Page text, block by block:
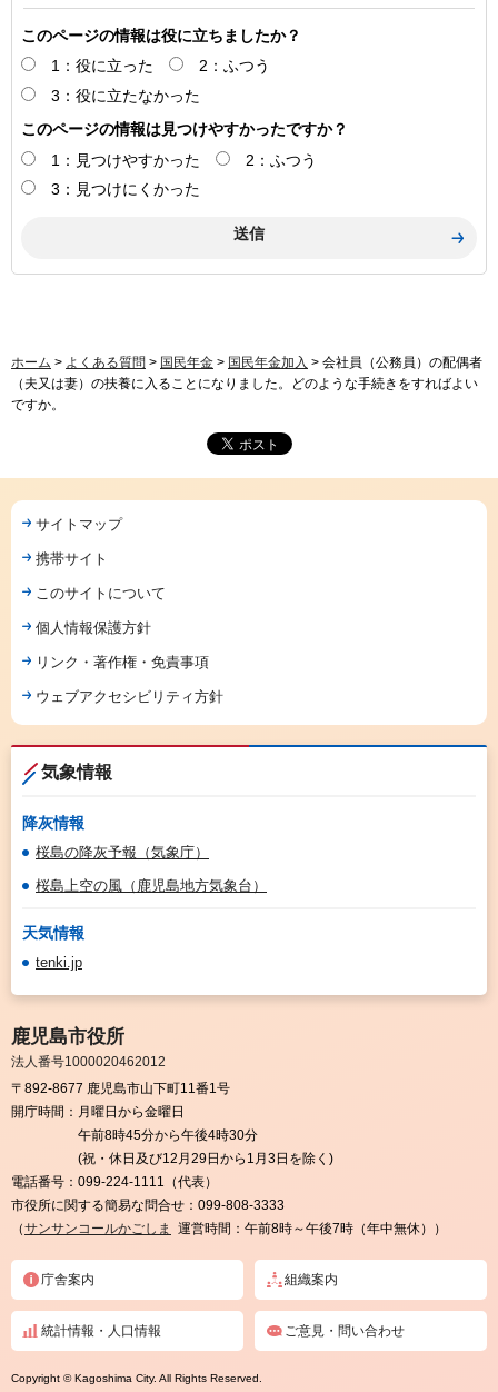
このページの情報は役に立ちましたか？
1：役に立った
2：ふつう
3：役に立たなかった
このページの情報は見つけやすかったですか？
1：見つけやすかった
2：ふつう
3：見つけにくかった
ホーム > よくある質問 > 国民年金 > 国民年金加入 > 会社員（公務員）の配偶者
（夫又は妻）の扶養に入ることになりました。どのような手続きをすればよい
ですか。
サイトマップ
携帯サイト
このサイトについて
個人情報保護方針
リンク・著作権・免責事項
ウェブアクセシビリティ方針
気象情報
降灰情報
桜島の降灰予報（気象庁）
桜島上空の風（鹿児島地方気象台）
天気情報
tenki.jp
鹿児島市役所
法人番号1000020462012
〒892-8677 鹿児島市山下町11番1号
開庁時間： 月曜日から金曜日
午前8時45分から午後4時30分
(祝・休日及び12月29日から1月3日を除く)
電話番号： 099-224-1111（代表）
市役所に関する簡易な問合せ： 099-808-3333
（サンサンコールかごしま 運営時間：午前8時～午後7時（年中無休））
庁舎案内 組織案内
統計情報・人口情報 ご意見・問い合わせ
Copyright © Kagoshima City. All Rights Reserved.